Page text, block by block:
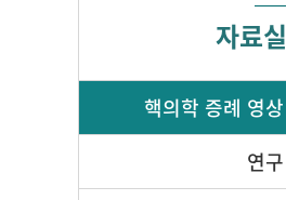
자료실
핵의학 증례 영상
연구